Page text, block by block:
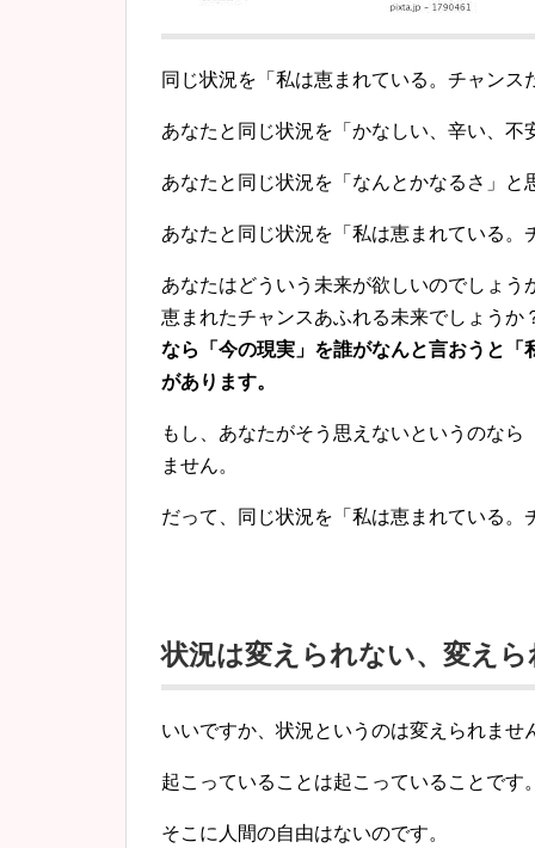
同じ状況を「私は恵まれている。チャンス
あなたと同じ状況を「かなしい、辛い、不
あなたと同じ状況を「なんとかなるさ」と
あなたと同じ状況を「私は恵まれている。
あなたはどういう未来が欲しいのでしょう
恵まれたチャンスあふれる未来でしょうか
なら「今の現実」を誰がなんと言おうと「
があります。
もし、あなたがそう思えないというのなら
ません。
だって、同じ状況を「私は恵まれている。
状況は変えられない、変え
いいですか、状況というのは変えられませ
起こっていることは起こっていることです
そこに人間の自由はないのです。